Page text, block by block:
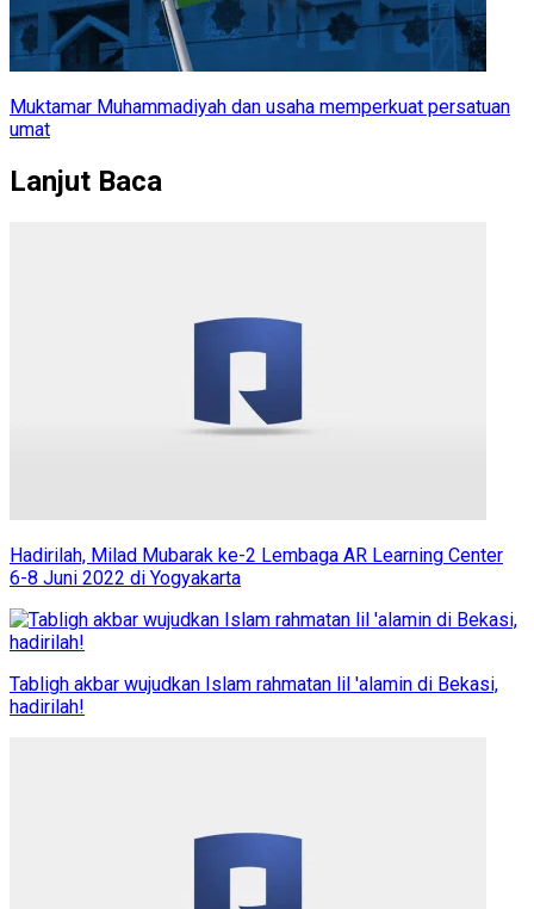
Muktamar Muhammadiyah dan usaha memperkuat persatuan
umat
Lanjut Baca
Hadirilah, Milad Mubarak ke-2 Lembaga AR Learning Center
6-8 Juni 2022 di Yogyakarta
Tabligh akbar wujudkan Islam rahmatan lil 'alamin di Bekasi,
hadirilah!